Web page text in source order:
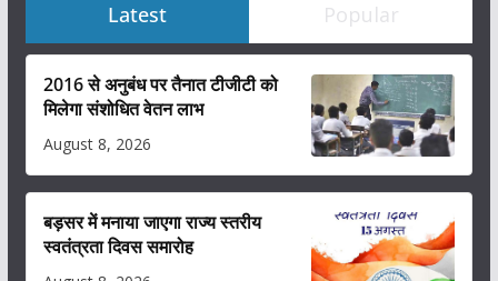
Latest Popular
2016 से अनुबंध पर तैनात टीजीटी को
मिलेगा संशोधित वेतन लाभ
August 8, 2026
बड़सर में मनाया जाएगा राज्य स्तरीय
स्वतंत्रता दिवस समारोह